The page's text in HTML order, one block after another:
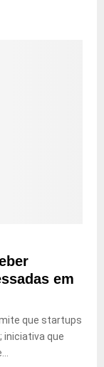
em
que startups
iniciativa que